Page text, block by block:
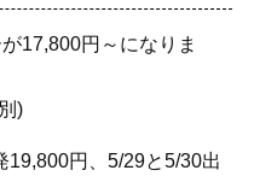
17,800円～になりま
)
19,800円、5/29と5/30出